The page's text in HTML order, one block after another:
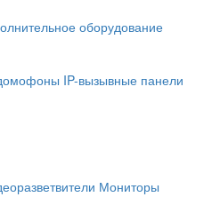
оборудование
IP-вызывные панели
Мониторы